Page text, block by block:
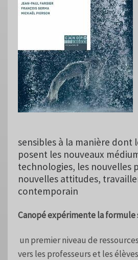
sensibles à la manière dont
posent les nouveaux
technologies, les nouvelles
nouvelles attitudes,
contemporain
Canopé expérimente la formule
un premier niveau de
vers les professeurs et les